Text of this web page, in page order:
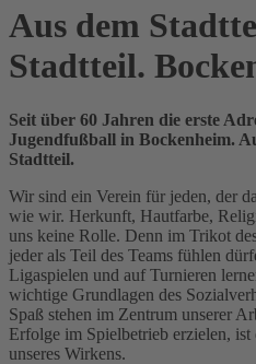
Aus dem
Stadtteil.
Seit über 60 Jahren die erste
Jugendfußball in Bockenheim.
Stadtteil.
Wir sind ein Verein für jeden, der
wie wir. Herkunft, Hautfarbe,
uns keine Rolle. Denn im Trikot
jeder als Teil des Teams fühlen
Ligaspielen und auf Turnieren
wichtige Grundlagen des
Spaß stehen im Zentrum unserer
Erfolge im Spielbetrieb erzielen, ist
unseres Wirkens.